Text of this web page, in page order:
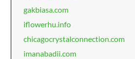
gakbiasa.com
iflowerhu.info
chicagocrystalconnection.com
imanabadii.com